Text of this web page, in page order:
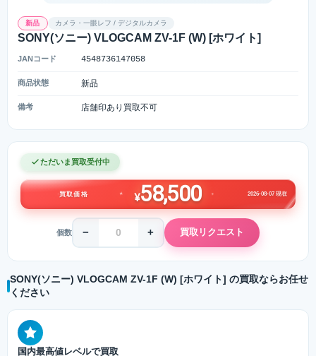
新品 カメラ・一眼レフ / デジタルカメラ
SONY(ソニー) VLOGCAM ZV-1F (W) [ホワイト]
JANコード 4548736147058
商品状態 新品
備考 店舗印あり買取不可
ただいま買取受付中
買取価格 ¥58,500 2026-08-07 現在
個数 − + 買取リクエスト
SONY(ソニー) VLOGCAM ZV-1F (W) [ホワイト] の買取ならお任せ
ください
国内最高値レベルで買取